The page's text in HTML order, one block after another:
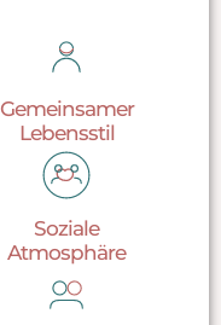
Gemeinsamer
Lebensstil
Soziale
Atmosphäre